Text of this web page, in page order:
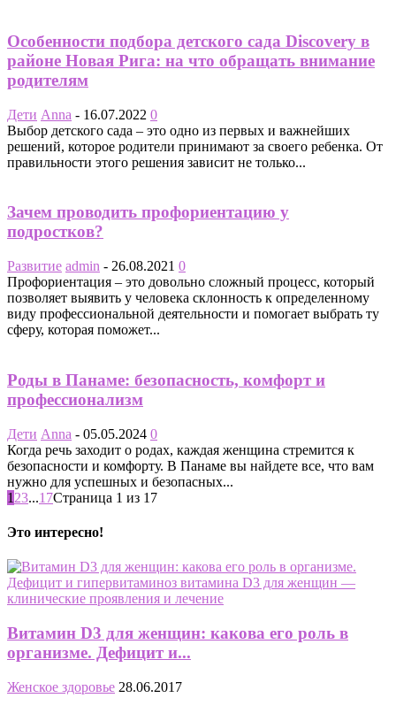
Особенности подбора детского сада Discovery в
районе Новая Рига: на что обращать внимание
родителям
Дети Anna - 16.07.2022 0
Выбор детского сада – это одно из первых и важнейших
решений, которое родители принимают за своего ребенка. От
правильности этого решения зависит не только...
Зачем проводить профориентацию у
подростков?
Развитие admin - 26.08.2021 0
Профориентация – это довольно сложный процесс, который
позволяет выявить у человека склонность к определенному
виду профессиональной деятельности и помогает выбрать ту
сферу, которая поможет...
Роды в Панаме: безопасность, комфорт и
профессионализм
Дети Anna - 05.05.2024 0
Когда речь заходит о родах, каждая женщина стремится к
безопасности и комфорту. В Панаме вы найдете все, что вам
нужно для успешных и безопасных...
1 23...17Страница 1 из 17
Это интересно!
Витамин D3 для женщин: какова его роль в
организме. Дефицит и...
Женское здоровье 28.06.2017